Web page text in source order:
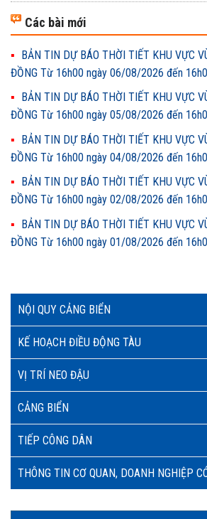
NỘI QUY CẢNG BIỂN
KẾ HOẠCH ĐIỀU ĐỘNG TÀU
VỊ TRÍ NEO ĐẬU
CẢNG BIỂN
TIẾP CÔNG DÂN
THÔNG TIN CƠ QUAN, DOANH NGHIỆP
Các bài mới
BẢN TIN DỰ BÁO THỜI TIẾT KHU VỰC
ĐỒNG Từ 16h00 ngày 06/08/2026 đến
BẢN TIN DỰ BÁO THỜI TIẾT KHU VỰC
ĐỒNG Từ 16h00 ngày 05/08/2026 đến
BẢN TIN DỰ BÁO THỜI TIẾT KHU VỰC
ĐỒNG Từ 16h00 ngày 04/08/2026 đến
BẢN TIN DỰ BÁO THỜI TIẾT KHU VỰC
ĐỒNG Từ 16h00 ngày 02/08/2026 đến
BẢN TIN DỰ BÁO THỜI TIẾT KHU VỰC
ĐỒNG Từ 16h00 ngày 01/08/2026 đến